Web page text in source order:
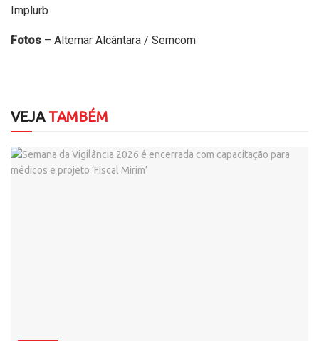
Implurb
Fotos – Altemar Alcântara / Semcom
VEJATAMBÉM